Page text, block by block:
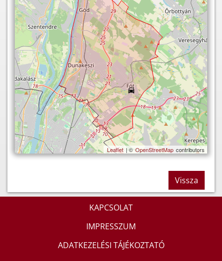
Leaflet | © OpenStreetMap contributors
Vissza
KAPCSOLAT
IMPRESSZUM
ADATKEZELÉSI TÁJÉKOZTATÓ